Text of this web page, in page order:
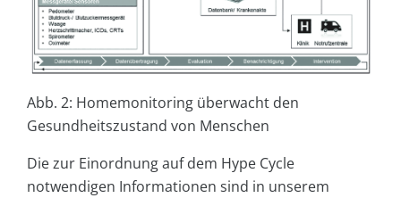
Abb. 2: Homemonitoring überwacht den
Gesundheitszustand von Menschen
Die zur Einordnung auf dem Hype Cycle
notwendigen Informationen sind in unserem